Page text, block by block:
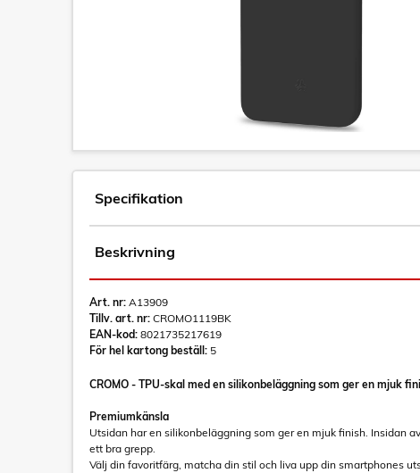
Specifikation
Beskrivning
Art. nr: A13909
Tillv. art. nr: CROMO1119BK
EAN-kod: 8021735217619
För hel kartong beställ: 5
CROMO - TPU-skal med en silikonbeläggning som ger en mjuk
Premiumkänsla
Utsidan har en silikonbeläggning som ger en mjuk finish. Insidan
ett bra grepp.
Välj din favoritfärg, matcha din stil och liva upp din smartphones